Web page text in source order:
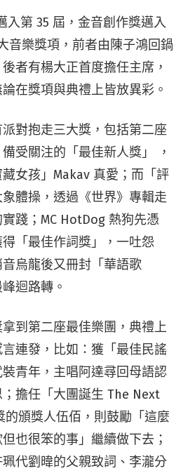
入第 35 屆，金音創作獎邁入
音樂獎項，前者由陳子鴻回鍋
者有楊大正首度擔任主席，
論在獎項與典禮上皆放異彩。
對抱走三大獎，包括第二座
備受關注的「最佳新人獎」 ，
女孩」Makav 真愛；而「評
體操，透過《世界》專輯走
踐；MC HotDog 熱狗先憑
得「最佳作詞獎」，一吐怨
烏龍後又冊封「華語歌
迴路轉。
到第二座最佳樂團，典禮上
連發，比如：獲「最佳民謠
青年，主唱阿達尋回母語認
擔任「大團誕生 The Next
的頒獎人伍佰，則鼓勵「這麼
也很笨的事」繼續做下去；
代劉暐的父親致詞、李瀧分